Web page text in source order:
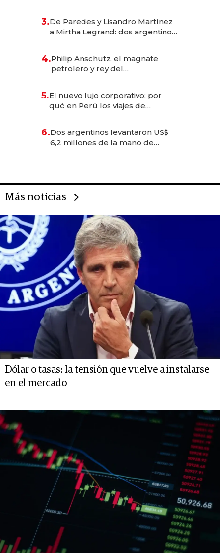
las marcas "fast premium"
3.De Paredes y Lisandro Martínez
a Mirtha Legrand: dos argentinos
4.Philip Anschutz, el magnate
petrolero y rey del
Fénix
5.El nuevo lujo corporativo: por
qué en Perú los viajes de
para convertirse en experiencias
transformadoras
6.Dos argentinos levantaron US$
6,2 millones de la mano de
Más noticias
Dólar o tasas: la tensión que vuelve a instalarse
en el mercado